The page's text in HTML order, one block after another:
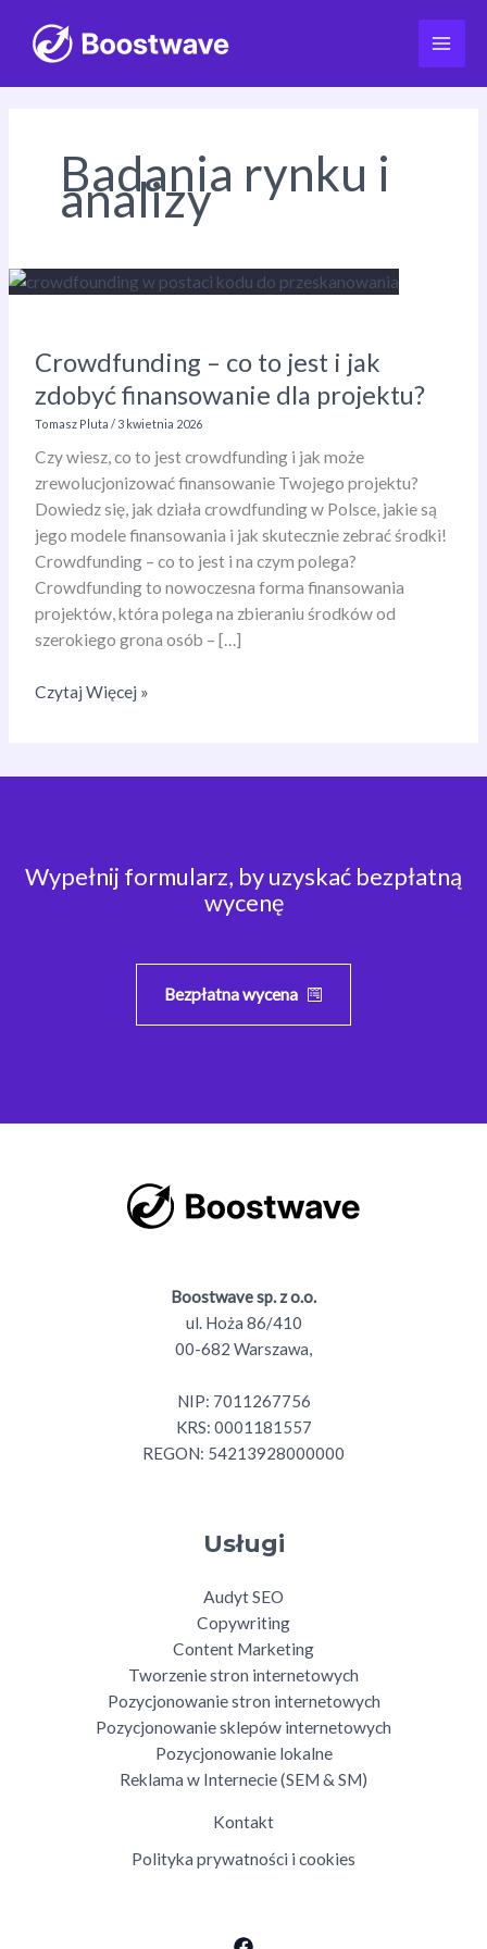
Badania rynku i
analizy
Crowdfunding – co to jest i jak
zdobyć finansowanie dla projektu?
Tomasz Pluta / 3 kwietnia 2026
Czy wiesz, co to jest crowdfunding i jak może
zrewolucjonizować finansowanie Twojego projektu?
Dowiedz się, jak działa crowdfunding w Polsce, jakie są
jego modele finansowania i jak skutecznie zebrać środki!
Crowdfunding – co to jest i na czym polega?
Crowdfunding to nowoczesna forma finansowania
projektów, która polega na zbieraniu środków od
szerokiego grona osób – […]
Crowdfunding
zdobyć
Czytaj Więcej »
Wypełnij formularz, by uzyskać bezpłatną
wycenę
Bezpłatna wycena
Boostwave sp. z o.o.
ul. Hoża 86/410
00-682 Warszawa,
NIP: 7011267756
KRS: 0001181557
REGON: 54213928000000
Usługi
Audyt SEO
Copywriting
Content Marketing
Tworzenie stron internetowych
Pozycjonowanie stron internetowych
Pozycjonowanie sklepów internetowych
Pozycjonowanie lokalne
Reklama w Internecie (SEM & SM)
Kontakt
Polityka prywatności i cookies